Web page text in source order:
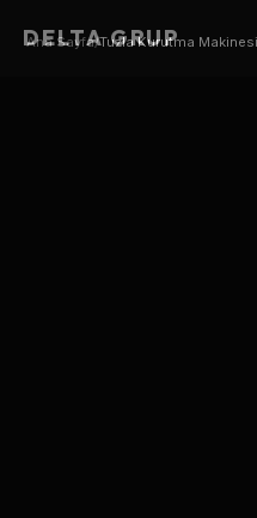
DELTA GRUP
Ana Sayfa/Tuzla Kurutma